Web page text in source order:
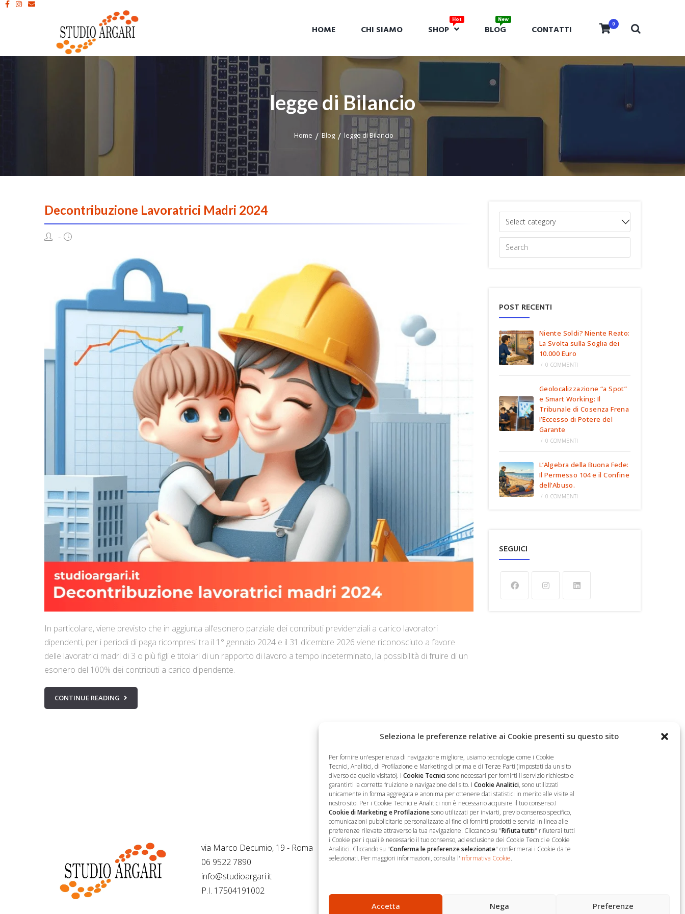
Seleziona le preferenze relative ai Cookie presenti su questo sito
Per fornire un'esperienza di navigazione migliore, usiamo tecnologie come i Cookie
Tecnici, Analitici, di Profilazione e Marketing di prima e di Terze Parti (impostati da un sito
diverso da quello visitato). I Cookie Tecnicisono necessari per fornirti il servizio richiesto e
garantirti la corretta fruizione e navigazione del sito. I Cookie Analitici, sono utilizzati
unicamente in forma aggregata e anonima per ottenere dati statistici in merito alle visite al
nostro sito. Per i Cookie Tecnici e Analitici non è necessario acquisire il tuo consenso.I
Cookie di Marketing e Profilazionesono utilizzati per inviarti, previo consenso specifico,
comunicazioni pubblicitarie personalizzate al fine di fornirti prodotti e servizi in linea alle
preferenze rilevate attraverso la tua navigazione. Cliccando su "Rifiuta tutti" rifiuterai tutti
i Cookie per i quali è necessario il tuo consenso, ad esclusione dei Cookie Tecnici e Cookie
Analitici. Cliccando su "Conferma le preferenze selezionate" confermerai i Cookie da te
selezionati. Per maggiori informazioni, consulta l'Informativa Cookie.
Accetta Nega Preferenze
HOME CHI SIAMO SHOP BLOG CONTATTI 0
legge di Bilancio
Home Blog legge di Bilancio
Decontribuzione Lavoratrici Madri 2024
In particolare, viene previsto che in aggiunta all’esonero parziale dei contributi previdenziali a carico lavoratori
dipendenti, per i periodi di paga ricompresi tra il 1° gennaio 2024 e il 31 dicembre 2026 viene riconosciuto a favore
delle lavoratrici madri di 3 o più figli e titolari di un rapporto di lavoro a tempo indeterminato, la possibilità di fruire di un
esonero del 100% dei contributi a carico dipendente.
CONTINUE READING
POST RECENTI
Niente Soldi? Niente Reato:
La Svolta sulla Soglia dei
10.000 Euro
/ 0 COMMENTI
Geolocalizzazione “a Spot”
e Smart Working: Il
Tribunale di Cosenza Frena
l’Eccesso di Potere del
Garante
/ 0 COMMENTI
L’Algebra della Buona Fede:
Il Permesso 104 e il Confine
dell’Abuso.
/ 0 COMMENTI
SEGUICI
via Marco Decumio, 19 - Roma
06 9522 7890
info@studioargari.it
P.I. 17504191002
Newsletter
Per non perdere nemmeno
un'opportunità, iscriviti.
Seguici